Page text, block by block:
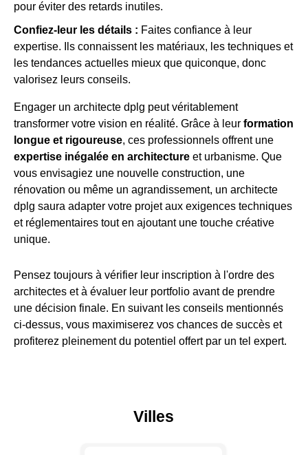
pour éviter des retards inutiles.
Confiez-leur les détails : Faites confiance à leur
expertise. Ils connaissent les matériaux, les techniques et
les tendances actuelles mieux que quiconque, donc
valorisez leurs conseils.
Engager un architecte dplg peut véritablement
transformer votre vision en réalité. Grâce à leur formation
longue et rigoureuse, ces professionnels offrent une
expertise inégalée en architecture et urbanisme. Que
vous envisagiez une nouvelle construction, une
rénovation ou même un agrandissement, un architecte
dplg saura adapter votre projet aux exigences techniques
et réglementaires tout en ajoutant une touche créative
unique.
Pensez toujours à vérifier leur inscription à l'ordre des
architectes et à évaluer leur portfolio avant de prendre
une décision finale. En suivant les conseils mentionnés
ci-dessus, vous maximiserez vos chances de succès et
profiterez pleinement du potentiel offert par un tel expert.
Villes